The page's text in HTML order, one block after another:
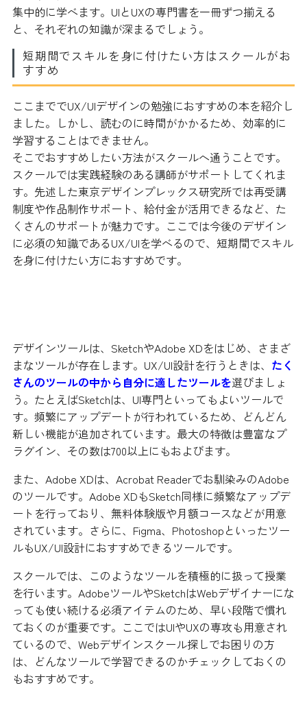
集中的に学べます。UIとUXの専門書を一冊ずつ揃える
と、それぞれの知識が深まるでしょう。
短期間でスキルを身に付けたい方はスクールがお
すすめ
ここまででUX/UIデザインの勉強におすすめの本を紹介し
ました。しかし、読むのに時間がかかるため、効率的に
学習することはできません。
そこでおすすめしたい方法がスクールへ通うことです。
スクールでは実践経験のある講師がサポートしてくれま
す。先述した東京デザインプレックス研究所では再受講
制度や作品制作サポート、給付金が活用できるなど、た
くさんのサポートが魅力です。ここでは今後のデザイン
に必須の知識であるUX/UIを学べるので、短期間でスキル
を身に付けたい方におすすめです。
デザインツールは、SketchやAdobe XDをはじめ、さまざ
まなツールが存在します。UX/UI設計を行うときは、 たく
さんのツールの中から自分に適したツールを選びましょ
う。たとえばSketchは、UI専門といってもよいツールで
す。頻繁にアップデートが行われているため、どんどん
新しい機能が追加されています。最大の特徴は豊富なプ
ラグイン、その数は700以上にもおよびます。
また、Adobe XDは、Acrobat Readerでお馴染みのAdobe
のツールです。Adobe XDもSketch同様に頻繁なアップデ
ートを行っており、無料体験版や月額コースなどが用意
されています。さらに、Figma、Photoshopといったツー
ルもUX/UI設計におすすめできるツールです。
スクールでは、このようなツールを積極的に扱って授業
を行います。AdobeツールやSketchはWebデザイナーにな
っても使い続ける必須アイテムのため、早い段階で慣れ
ておくのが重要です。ここではUIやUXの専攻も用意され
ているので、Webデザインスクール探しでお困りの方
は、どんなツールで学習できるのかチェックしておくの
もおすすめです。